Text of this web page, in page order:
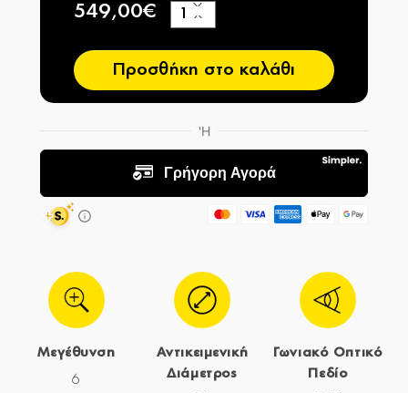
549,00€
−
+
Προσθήκη στο καλάθι
Μεγέθυνση
6
Αντικειμενική
Διάμετρος
Γωνιακό Οπτικό
Πεδίο